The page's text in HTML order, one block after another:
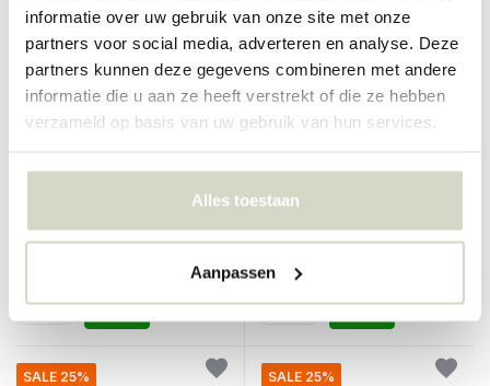
informatie over uw gebruik van onze site met onze
partners voor social media, adverteren en analyse. Deze
partners kunnen deze gegevens combineren met andere
informatie die u aan ze heeft verstrekt of die ze hebben
verzameld op basis van uw gebruik van hun services.
Alles toestaan
Aanpassen
Bloomingville
Bloomingville
€899,00
SALE 25% SALE 25%